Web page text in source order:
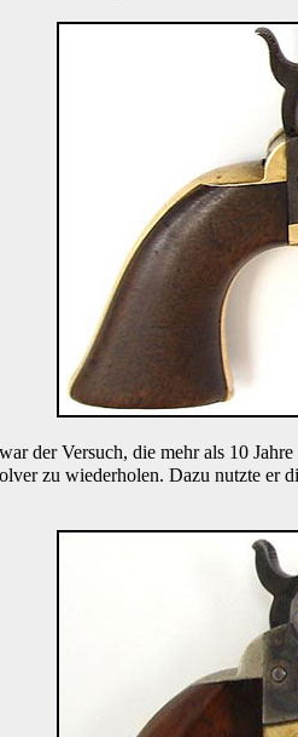
der Versuch, die mehr als 10
zu wiederholen. Dazu nutzte